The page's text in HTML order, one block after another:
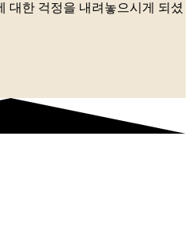
대한 걱정을 내려놓으시게 되셨